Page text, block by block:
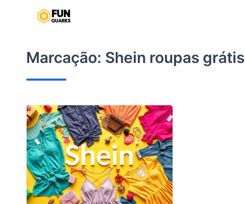
conteúdoMarcação: Shein roupas grátis